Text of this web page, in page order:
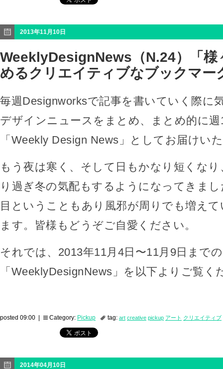
2013年11月10日
WeeklyDesignNews（N.24）「様
めるクリエイティブなブックマー
毎週Designworksで記事を書いていく際に
デザインニュースをまとめ、まとめ的に週
「Weekly Design News」としてお届けい
もう夜は寒く、そして日もかなり短くな
り過ぎ冬の気配もするようになってきま
目ということもあり風邪が周りでも増え
ます。皆様もどうぞご自愛ください。
それでは、2013年11月4日〜11月9日までの
「WeeklyDesignNews」を以下よりご覧く
posted 09:00 | Category: Pickup tag: art creative pickup アート クリエイティブ
2014年04月10日